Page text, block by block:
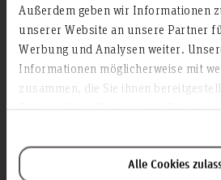
Außerdem geben wir Informationen
unserer Website an unsere Partner
Werbung und Analysen weiter.
Informationen möglicherweise mit
zusammen, die Sie ihnen
Alle Cookies
Antidiskriminierungsstelle
Arbeitssicherheit
Berufungsmanagement
Bibliothek